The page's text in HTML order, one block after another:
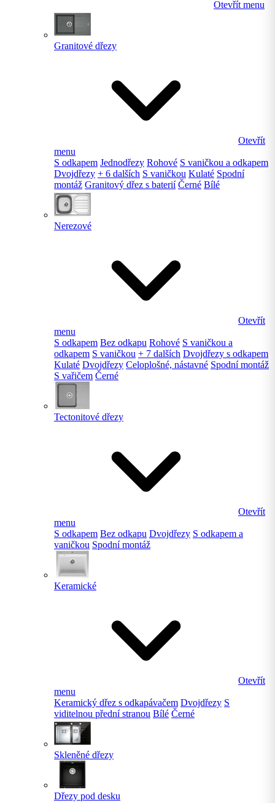
Otevřít menu
Granitové dřezy
Otevřít
menu
S odkapem Jednodřezy Rohové S vaničkou a odkapem
Dvojdřezy + 6 dalších S vaničkou Kulaté Spodní
montáž Granitový dřez s baterií Černé Bílé
Nerezové
Otevřít
menu
S odkapem Bez odkapu Rohové S vaničkou a
odkapem S vaničkou + 7 dalších Dvojdřezy s odkapem
Kulaté Dvojdřezy Celoplošné, nástavné Spodní montáž
S vařičem Černé
Tectonitové dřezy
Otevřít
menu
S odkapem Bez odkapu Dvojdřezy S odkapem a
vaničkou Spodní montáž
Keramické
Otevřít
menu
Keramický dřez s odkapávačem Dvojdřezy S
viditelnou přední stranou Bílé Černé
Skleněné dřezy
Dřezy pod desku